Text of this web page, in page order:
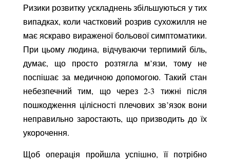
Ризики розвитку ускладнень збільшуються у тих
випадках, коли частковий розрив сухожилля не
має яскраво вираженої больової симптоматики.
При цьому людина, відчуваючи терпимий біль,
думає, що просто розтягла м’язи, тому не
поспішає за медичною допомогою. Такий стан
небезпечний тим, що через 2-3 тижні після
пошкодження цілісності плечових зв’язок вони
неправильно заростають, що призводить до їх
укорочення.
Щоб операція пройшла успішно, її потрібно